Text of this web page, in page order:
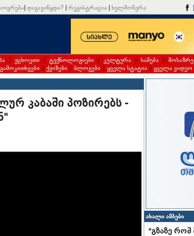
| დაგავიწყდა? | რეგისტრაცია | ხელმოწერა
| უცხოეთი | ტექნოლოგიები | კულტურა | სამება |
გამოკითხვები | ქვიზები | ბლოგები | ყველა სტატია | ყველა ვიდეო
კაბაში პოზირებს -
ახალი ამბები
"გზაზე